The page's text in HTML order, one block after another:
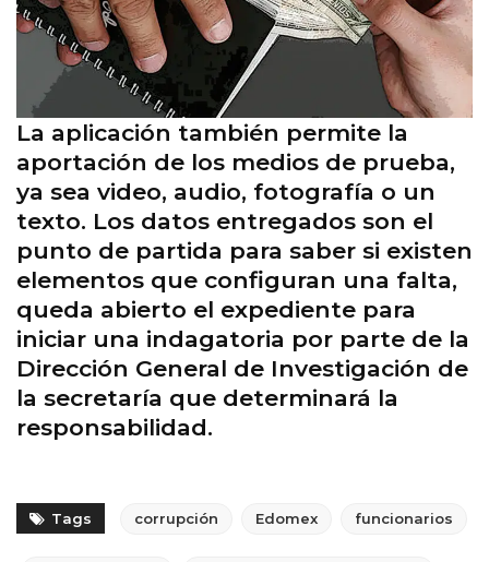
La aplicación también permite la
aportación de los medios de prueba,
ya sea video, audio, fotografía o un
texto. Los datos entregados son el
punto de partida para saber si existen
elementos que configuran una falta,
queda abierto el expediente para
iniciar una indagatoria por parte de la
Dirección General de Investigación de
la secretaría que determinará la
responsabilidad.
Tags corrupción Edomex funcionarios